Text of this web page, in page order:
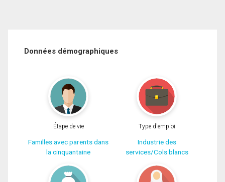
Données démographiques
Étape de vie
Familles avec parents dans
la cinquantaine
Type d'emploi
Industrie des
services/Cols blancs